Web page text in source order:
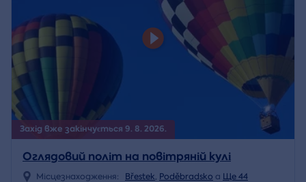
Захід вже закінчується 9. 8. 2026.
Оглядовий політ на повітряній кулі
Місцезнаходження: Břestek, Poděbradsko a Ще 44